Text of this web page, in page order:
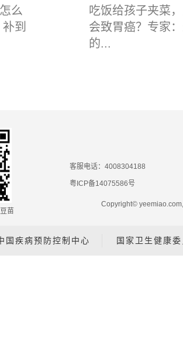
么
到
吃饭给孩子夹菜
会致胃癌？专家
的...
苗
客服电话：4008304188
粤ICP备14075586号
Copyright©
国疾病预防控制中心 国家卫生健康